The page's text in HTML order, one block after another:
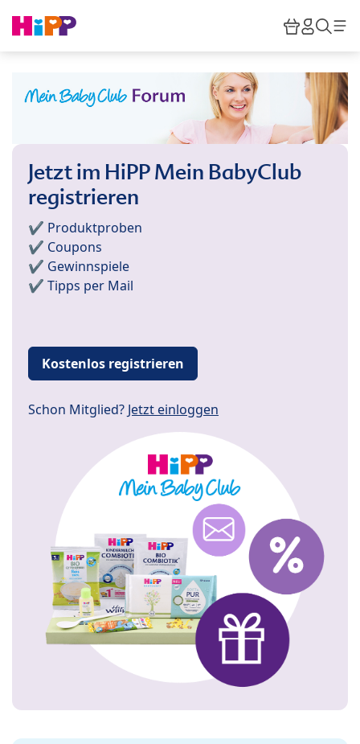
HiPP
Jetzt im HiPP Mein BabyClub
registrieren
✔️ Produktproben
✔️ Coupons
✔️ Gewinnspiele
✔️ Tipps per Mail
Kostenlos registrieren
Schon Mitglied? Jetzt einloggen